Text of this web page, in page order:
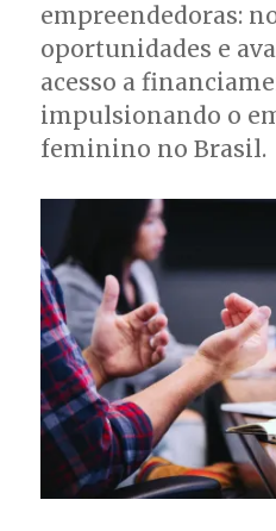
empreendedoras:
oportunidades e
acesso a
impulsionando o
feminino no Brasil.